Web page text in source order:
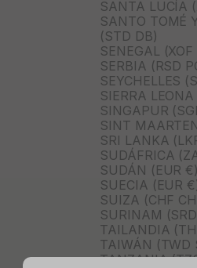
SANTA LUCÍA
SANTO TOMÉ
(STD DB)
SENEGAL (XOF
SERBIA (RSD
SEYCHELLES
SIERRA
SINGAPUR
SINT
SRI LANKA
SUDÁFRICA
SUDÁN (EUR €)
SUECIA (EUR
SUIZA (CHF
SURINAM
TAILANDIA
TAIWÁN (TWD
TANZANIA